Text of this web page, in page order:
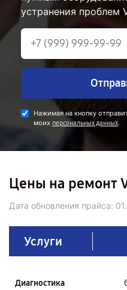
устранения проблем
Нажимая на кнопку
моих персональных данных.
Цены на ремонт
Дата обновления прайса:
Услуги
Диагностика